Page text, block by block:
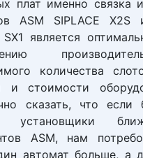
плат именно связка
ASM SIPLACE X2S
SX1 является
количества
и стоимости
сказать, что
установщики
ASM, нам
автомат больше, а